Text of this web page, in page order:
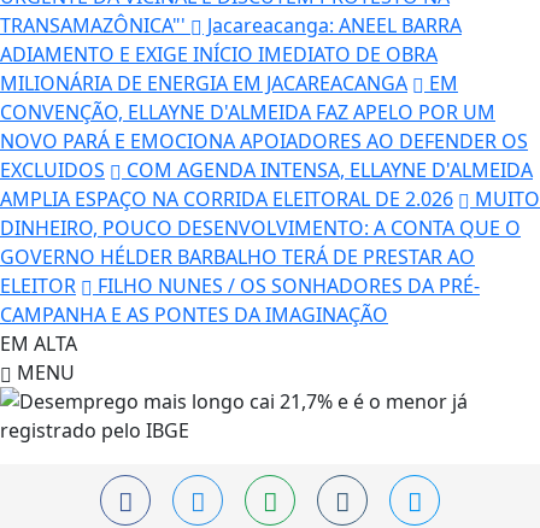
TRANSAMAZÔNICA"'
Jacareacanga: ANEEL BARRA
ADIAMENTO E EXIGE INÍCIO IMEDIATO DE OBRA
MILIONÁRIA DE ENERGIA EM JACAREACANGA
EM
CONVENÇÃO, ELLAYNE D'ALMEIDA FAZ APELO POR UM
NOVO PARÁ E EMOCIONA APOIADORES AO DEFENDER OS
EXCLUIDOS
COM AGENDA INTENSA, ELLAYNE D'ALMEIDA
AMPLIA ESPAÇO NA CORRIDA ELEITORAL DE 2.026
MUITO
DINHEIRO, POUCO DESENVOLVIMENTO: A CONTA QUE O
GOVERNO HÉLDER BARBALHO TERÁ DE PRESTAR AO
ELEITOR
FILHO NUNES / OS SONHADORES DA PRÉ-
CAMPANHA E AS PONTES DA IMAGINAÇÃO
EM ALTA
MENU